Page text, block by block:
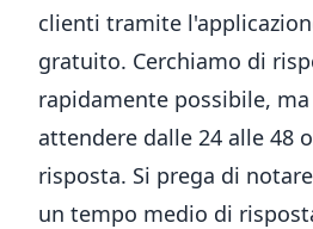
clienti tramite
gratuito. Cerchiamo di
rapidamente possibile,
attendere dalle 24 alle 48
risposta. Si prega di
un tempo medio di